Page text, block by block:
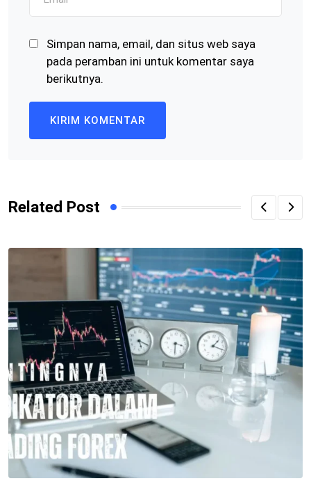
Simpan nama, email, dan situs web saya
pada peramban ini untuk komentar saya
berikutnya.
Related Post